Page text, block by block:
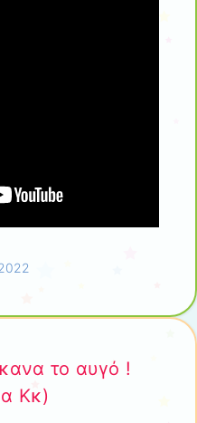
το αυγό !
Κκ)